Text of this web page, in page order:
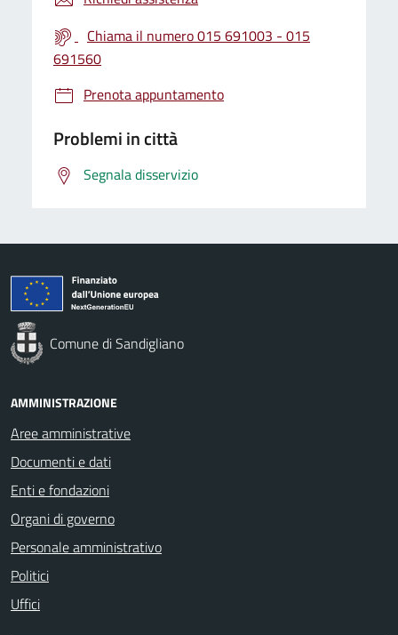
Chiama il numero 015 691003 - 015
691560
Prenota appuntamento
Problemi in città
Segnala disservizio
Comune di Sandigliano
AMMINISTRAZIONE
Aree amministrative
Documenti e dati
Enti e fondazioni
Organi di governo
Personale amministrativo
Politici
Uffici